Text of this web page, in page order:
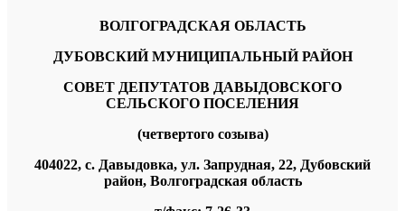
ВОЛГОГРАДСКАЯ ОБЛАСТЬ
ДУБОВСКИЙ МУНИЦИПАЛЬНЫЙ РАЙОН
СОВЕТ ДЕПУТАТОВ ДАВЫДОВСКОГО
СЕЛЬСКОГО ПОСЕЛЕНИЯ
(четвертого созыва)
404022, с. Давыдовка, ул. Запрудная, 22, Дубовский
район, Волгоградская область